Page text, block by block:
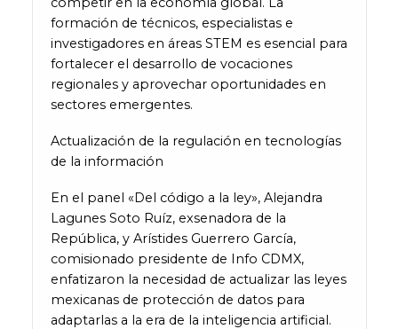
formación de técnicos, especialistas e
investigadores en áreas STEM es esencial para
fortalecer el desarrollo de vocaciones
regionales y aprovechar oportunidades en
sectores emergentes.
Actualización de la regulación en tecnologías
de la información
En el panel «Del código a la ley», Alejandra
Lagunes Soto Ruíz, exsenadora de la
República, y Arístides Guerrero García,
comisionado presidente de Info CDMX,
enfatizaron la necesidad de actualizar las leyes
mexicanas de protección de datos para
adaptarlas a la era de la inteligencia artificial.